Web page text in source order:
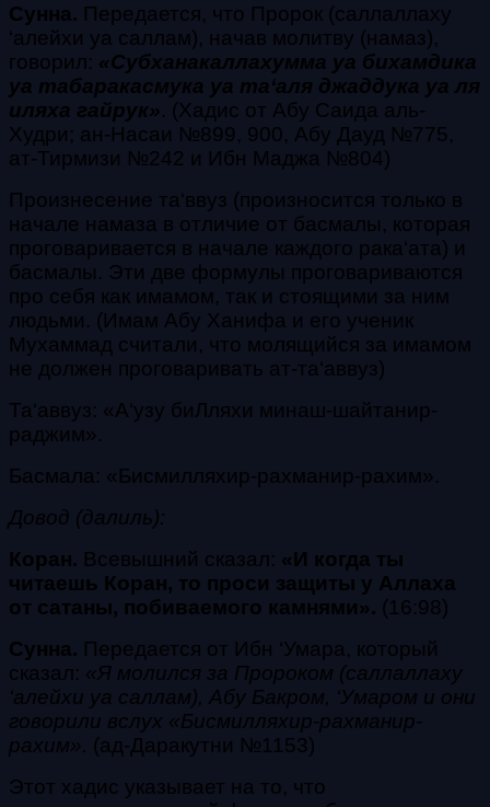
Сунна. Передается, что Пророк (саллаллаху
‘алейхи уа саллам), начав молитву (намаз),
говорил: «Субханакаллахумма уа бихамдика
уа табаракасмука уа та‘аля джаддука уа ля
иляха гайрук». (Хадис от Абу Саида аль-
Худри; ан-Насаи №899, 900, Абу Дауд №775,
ат-Тирмизи №242 и Ибн Маджа №804)
Произнесение та‘ввуз (произносится только в
начале намаза в отличие от басмалы, которая
проговаривается в начале каждого рака‘ата) и
басмалы. Эти две формулы проговариваются
про себя как имамом, так и стоящими за ним
людьми. (Имам Абу Ханифа и его ученик
Мухаммад считали, что молящийся за имамом
не должен проговаривать ат-та‘аввуз)
Та‘аввуз: «А‘узу биЛляхи минаш-шайтанир-
раджим».
Басмала: «Бисмилляхир-рахманир-рахим».
Довод (далиль):
Коран. Всевышний сказал: «И когда ты
читаешь Коран, то проси защиты у Аллаха
от сатаны, побиваемого камнями». (16:98)
Сунна. Передается от Ибн ‘Умара, который
сказал: «Я молился за Пророком (саллаллаху
‘алейхи уа саллам), Абу Бакром, ‘Умаром и они
говорили вслух «Бисмилляхир-рахманир-
рахим». (ад-Даракутни №1153)
Этот хадис указывает на то, что